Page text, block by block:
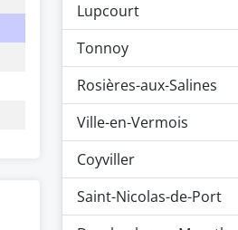
Lupcourt
Tonnoy
Rosières-aux-Salines
Ville-en-Vermois
Coyviller
Saint-Nicolas-de-Port